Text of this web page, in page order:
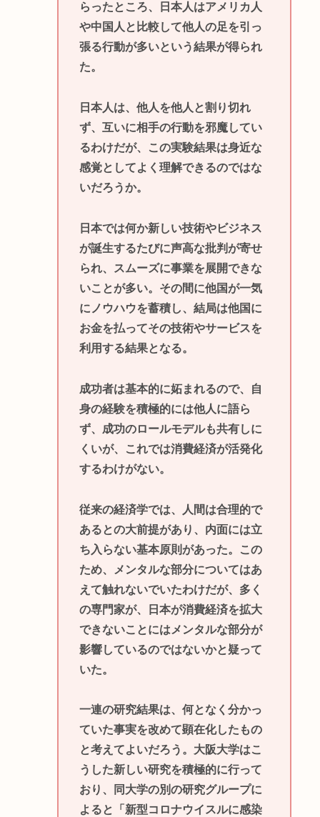
らったところ、日本人はアメリカ人
や中国人と比較して他人の足を引っ
張る行動が多いという結果が得られ
た。
日本人は、他人を他人と割り切れ
ず、互いに相手の行動を邪魔してい
るわけだが、この実験結果は身近な
感覚としてよく理解できるのではな
いだろうか。
日本では何か新しい技術やビジネス
が誕生するたびに声高な批判が寄せ
られ、スムーズに事業を展開できな
いことが多い。その間に他国が一気
にノウハウを蓄積し、結局は他国に
お金を払ってその技術やサービスを
利用する結果となる。
成功者は基本的に妬まれるので、自
身の経験を積極的には他人に語ら
ず、成功のロールモデルも共有しに
くいが、これでは消費経済が活発化
するわけがない。
従来の経済学では、人間は合理的で
あるとの大前提があり、内面には立
ち入らない基本原則があった。この
ため、メンタルな部分についてはあ
えて触れないでいたわけだが、多く
の専門家が、日本が消費経済を拡大
できないことにはメンタルな部分が
影響しているのではないかと疑って
いた。
一連の研究結果は、何となく分かっ
ていた事実を改めて顕在化したもの
と考えてよいだろう。大阪大学はこ
うした新しい研究を積極的に行って
おり、同大学の別の研究グループに
よると「新型コロナウイスルに感染